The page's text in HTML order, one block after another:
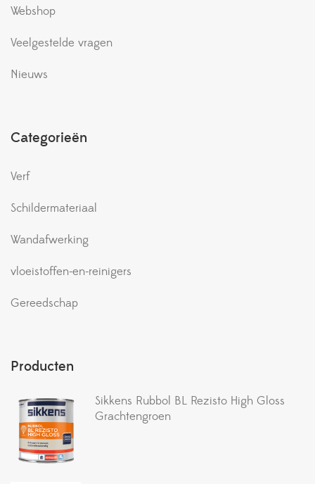
Webshop
Veelgestelde vragen
Nieuws
Categorieën
Verf
Schildermateriaal
Wandafwerking
vloeistoffen-en-reinigers
Gereedschap
Producten
Sikkens Rubbol BL Rezisto High Gloss
Grachtengroen